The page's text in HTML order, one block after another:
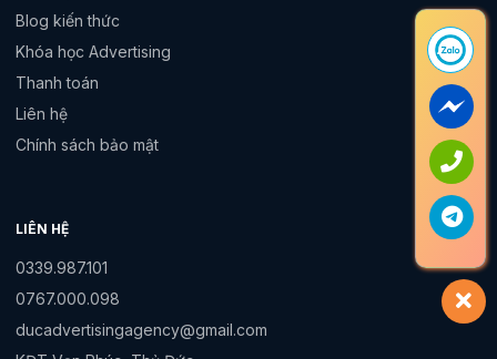
Blog kiến thức
Khóa học Advertising
Thanh toán
Liên hệ
Chính sách bảo mật
LIÊN HỆ
0339.987.101
0767.000.098
ducadvertisingagency@gmail.com